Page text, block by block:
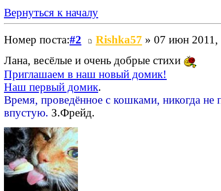
Вернуться к началу
Номер поста:#2 Rishka57 » 07 июн 2011,
Лана, весёлые и очень добрые стихи
Приглашаем в наш новый домик!
Наш первый домик.
Время, проведённое с кошками, никогда не
впустую. З.Фрейд.